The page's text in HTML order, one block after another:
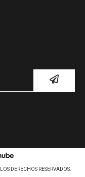
DERECHOS RESERVADOS.